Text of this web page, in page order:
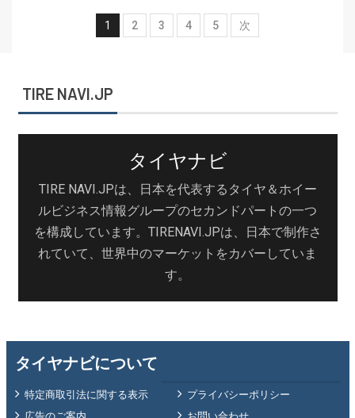
1 2 3 4 5 次
TIRE NAVI.JP
タイヤナビ
TIRE NAVI.JPは、日本を代表するタイヤ＆ホイー
ルビジネス情報グループのセカンドパートの一つ
を構成しています。TIRENAVI.JPは、日本で制作さ
れていて、世界中のマーケットをカバーしていま
す。
タイヤナビについて
特定商取引法に関する表示
プライバシーポリシー